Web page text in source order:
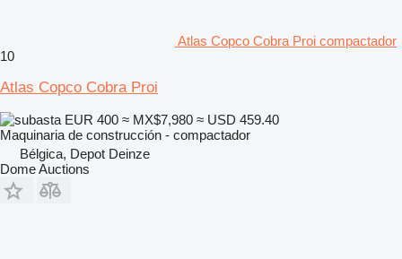
Atlas Copco Cobra Proi compactador
10
Atlas Copco Cobra Proi
EUR 400 ≈ MX$7,980 ≈ USD 459.40
Maquinaria de construcción - compactador
Bélgica, Depot Deinze
Dome Auctions